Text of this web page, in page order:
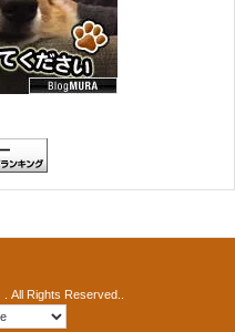
. All Rights Reserved..